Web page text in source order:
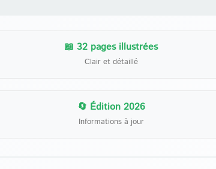
📖 32 pages illustrées
Clair et détaillé
🔄 Édition 2026
Informations à jour